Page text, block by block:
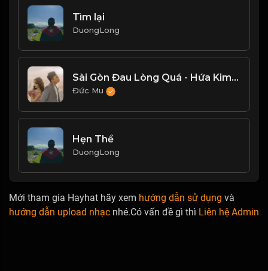
Tìm lại
DuongLong
Sài Gòn Đau Lòng Quá - Hứa Kim Tuyền, Hoàng Duyên
Đức Mu
Hẹn Thề
DuongLong
Mới tham gia Hayhat hãy xem hướng dẫn sử dụng và
hướng dẫn upload nhạc nhé.Có vấn đề gì thì Liên hệ Admin